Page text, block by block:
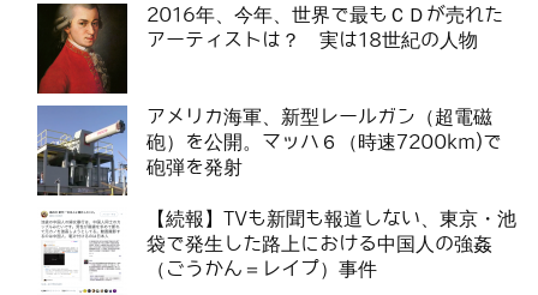
2016年、今年、世界で最もＣＤが売れた
アーティストは？ 実は18世紀の人物
アメリカ海軍、新型レールガン（超電磁
砲）を公開。マッハ６（時速7200km)で
砲弾を発射
【続報】TVも新聞も報道しない、東京・池
袋で発生した路上における中国人の強姦
（ごうかん＝レイプ）事件